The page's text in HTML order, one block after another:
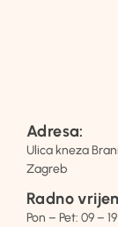
Adresa:
Ulica kneza
Zagreb
Radno
Pon – Pet: 09 – 19